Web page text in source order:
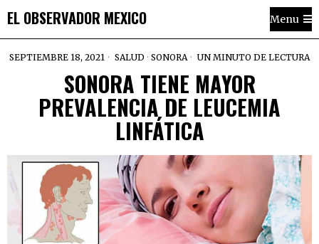
EL OBSERVADOR MEXICO Menu
SEPTIEMBRE 18, 2021 SALUD · SONORA UN MINUTO DE LECTURA
SONORA TIENE MAYOR
PREVALENCIA DE LEUCEMIA
LINFÁTICA